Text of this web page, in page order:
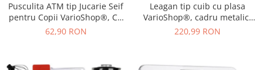
Pusculita ATM tip Jucarie Seif
pentru Copii VarioShop®, Cu
lumina si Sunet, Deschidere
62,90 RON
Leagan tip cuib cu plasa
VarioShop®, cadru metalic,
rezistent la conditiile
220,99 RON